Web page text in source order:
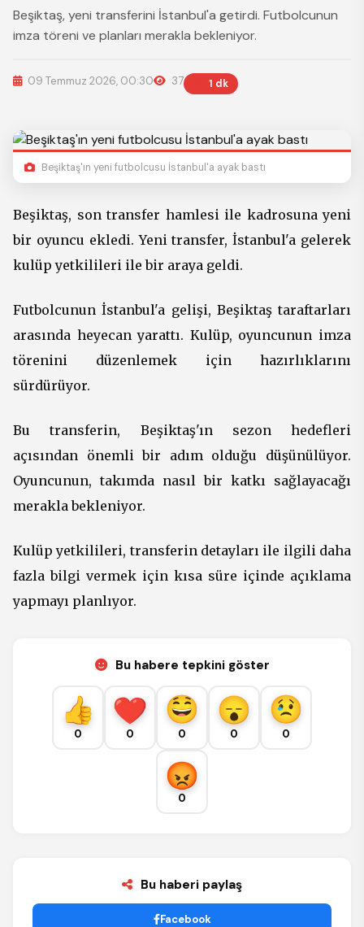
Beşiktaş, yeni transferini İstanbul'a getirdi. Futbolcunun
imza töreni ve planları merakla bekleniyor.
09 Temmuz 2026, 00:30 37 1 dk
Beşiktaş'ın yeni futbolcusu İstanbul'a ayak bastı
Beşiktaş, son transfer hamlesi ile kadrosuna yeni
bir oyuncu ekledi. Yeni transfer, İstanbul'a gelerek
kulüp yetkilileri ile bir araya geldi.
Futbolcunun İstanbul'a gelişi, Beşiktaş taraftarları
arasında heyecan yarattı. Kulüp, oyuncunun imza
törenini düzenlemek için hazırlıklarını
sürdürüyor.
Bu transferin, Beşiktaş'ın sezon hedefleri
açısından önemli bir adım olduğu düşünülüyor.
Oyuncunun, takımda nasıl bir katkı sağlayacağı
merakla bekleniyor.
Kulüp yetkilileri, transferin detayları ile ilgili daha
fazla bilgi vermek için kısa süre içinde açıklama
yapmayı planlıyor.
Bu habere tepkini göster
0 0 0 0 0
0
Bu haberi paylaş
Facebook